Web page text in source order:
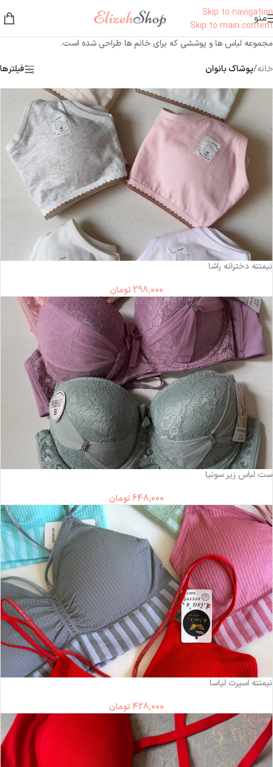
Skip to navigation
Skip to main content
منو
مجموعه لباس ها و پوششی که برای خانم ها طراحی شده است.
خانه/پوشاک بانوان فیلترها
نیمتنه دخترانه راشا
298,000 تومان
ست لباس زیر سونیا
648,000تومان
نیمتنه اسپرت لیاسا
428,000 تومان